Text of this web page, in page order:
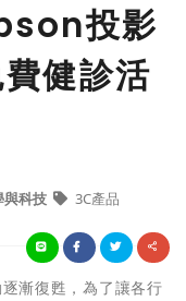
投影
健診活
與科技 3C產品
漸復甦，為了讓各行